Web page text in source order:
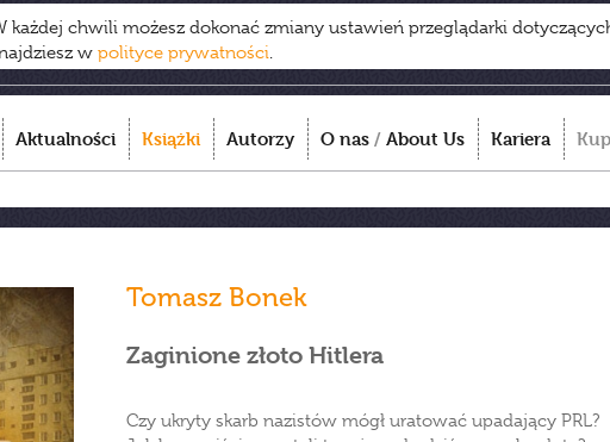
każdej chwili możesz dokonać zmiany ustawień przeglądarki
w polityce prywatności.
Aktualności Książki Autorzy O nas / About Us Kariera
Tomasz Bonek
Zaginione złoto Hitlera
Czy ukryty skarb nazistów mógł uratować upadający PRL?